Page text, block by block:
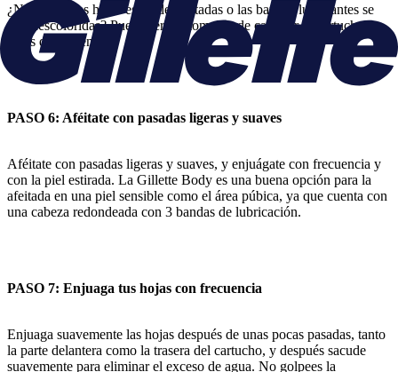
¿Notas que las hojas están desgastadas o las bandas lubricantes se
ven descoloridas? Puede ser el momento de cambiar tu cartucho
antes de comenzar.
PASO 6: Aféitate con pasadas ligeras y suaves
Aféitate con pasadas ligeras y suaves, y enjuágate con frecuencia y
con la piel estirada. La Gillette Body es una buena opción para la
afeitada en una piel sensible como el área púbica, ya que cuenta con
una cabeza redondeada con 3 bandas de lubricación.
PASO 7: Enjuaga tus hojas con frecuencia
Enjuaga suavemente las hojas después de unas pocas pasadas, tanto
la parte delantera como la trasera del cartucho, y después sacude
suavemente para eliminar el exceso de agua. No golpees la